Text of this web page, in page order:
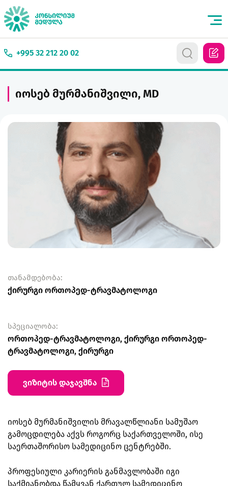
+995 32 212 20 02
იოსებ მურმანიშვილი, MD
თანამდებობა:
ქირურგი ორთოპედ-ტრავმატოლოგი
სპეციალობა:
ორთოპედ-ტრავმატოლოგი, ქირურგი ორთოპედ-
ტრავმატოლოგი, ქირურგი
ვიზიტის დაჯავშნა
იოსებ მურმანიშვილის მრავალწლიანი სამუშაო
გამოცდილება აქვს როგორც საქართველოში, ისე
საერთაშორისო სამედიცინო ცენტრებში.
პროფესიული კარიერის განმავლობაში იგი
საქმიანობდა წამყვან ქართულ სამედიცინო